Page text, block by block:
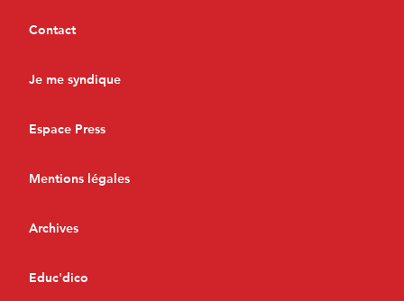
Contact
Je me syndique
Espace Press
Mentions légales
Archives
Educ'dico